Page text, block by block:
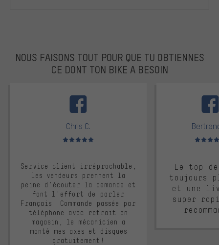
NOUS FAISONS TOUT POUR QUE TU OBTIENNES
CE DONT TON BIKE A BESOIN
Chris C.
Note moyenne : 5 sur 5
Service client irréprochable,
les vendeurs prennent la
peine d'écouter la demande et
font l'effort de parler
Français. Commande passée par
téléphone avec retrait en
magasin, le mécanicien a
monté mes axes et disques
gratuitement!
Note
Le top
toujours
et une
super